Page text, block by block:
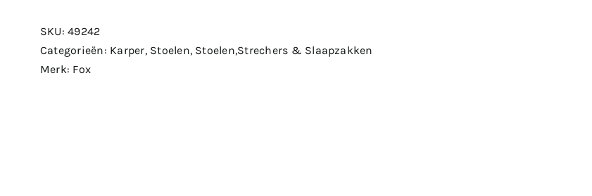
SKU:49242
Categorieën: Karper, Stoelen, Stoelen,Strechers & Slaapzakken
Merk: Fox